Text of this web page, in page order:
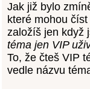
Jak již bylo
které mohou
založíš jen když
téma jen VIP
To, že čteš VIP
vedle názvu